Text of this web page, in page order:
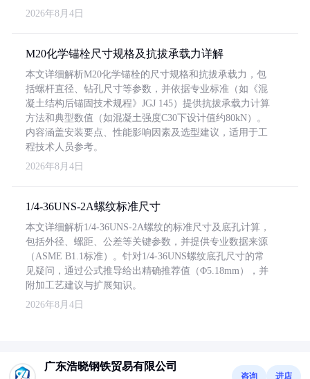
2026年8月4日
M20化学锚栓尺寸规格及抗拔承载力详解
本文详细解析M20化学锚栓的尺寸规格和抗拔承载力，包
括螺杆直径、钻孔尺寸等参数，并依据专业标准（如《混
凝土结构后锚固技术规程》JGJ 145）提供抗拔承载力计算
方法和典型数值（如混凝土强度C30下设计值约80kN）。
内容涵盖安装要点、性能影响因素及选型建议，适用于工
程技术人员参考。
2026年8月4日
1/4-36UNS-2A螺纹标准尺寸
本文详细解析1/4-36UNS-2A螺纹的标准尺寸及底孔计算，
包括外径、螺距、公差等关键参数，并提供专业数据来源
（ASME B1.1标准）。针对1/4-36UNS螺纹底孔尺寸的常
见疑问，通过公式推导给出精确推荐值（Φ5.18mm），并
附加工艺建议与扩展知识。
2026年8月4日
广东浩晓钢铁贸易有限公司
咨询 进店